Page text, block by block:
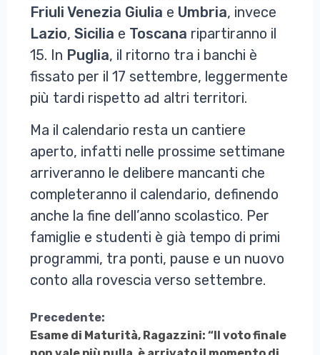
Friuli Venezia Giulia e Umbria, invece
Lazio, Sicilia e Toscana ripartiranno il
15. In Puglia, il ritorno tra i banchi è
fissato per il 17 settembre, leggermente
più tardi rispetto ad altri territori.
Ma il calendario resta un cantiere
aperto, infatti nelle prossime settimane
arriveranno le delibere mancanti che
completeranno il calendario, definendo
anche la fine dell’anno scolastico. Per
famiglie e studenti è già tempo di primi
programmi, tra ponti, pause e un nuovo
conto alla rovescia verso settembre.
Continua
a
Precedente:
Esame di Maturità, Ragazzini: “Il voto finale